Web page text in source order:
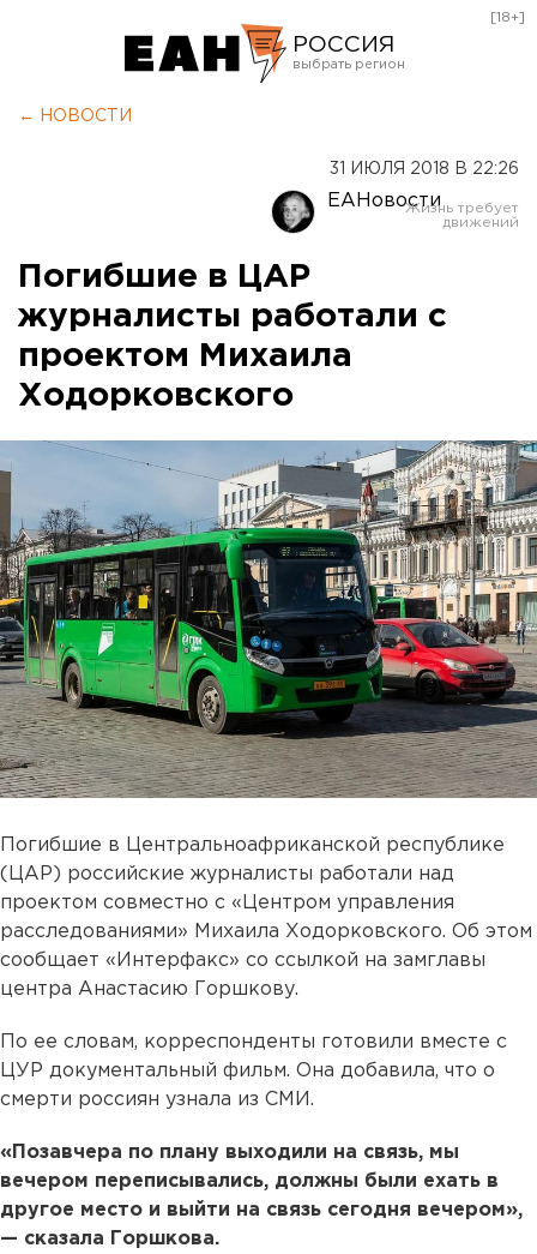
РОССИЯ
Оренбург
[18+]
← НОВОСТИ
31 ИЮЛЯ 2018 В 22:26
ЕАНовости
Погибшие в ЦАР
журналисты работали с
проектом Михаила
Ходорковского
Погибшие в Центральноафриканской республике
(ЦАР) российские журналисты работали над
проектом совместно с «Центром управления
расследованиями» Михаила Ходорковского. Об этом
сообщает «Интерфакс» со ссылкой на замглавы
центра Анастасию Горшкову.
По ее словам, корреспонденты готовили вместе с
ЦУР документальный фильм. Она добавила, что о
смерти россиян узнала из СМИ.
«Позавчера по плану выходили на связь, мы
вечером переписывались, должны были ехать в
другое место и выйти на связь сегодня вечером»,
— сказала Горшкова.